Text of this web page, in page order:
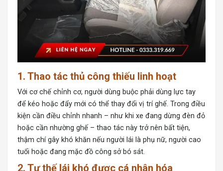
1. Thao tác thủ công thiếu linh hoạt
Với cơ chế chỉnh cơ, người dùng buộc phải dùng lực tay
để kéo hoặc đẩy mới có thể thay đổi vị trí ghế. Trong điều
kiện cần điều chỉnh nhanh – như khi xe đang dừng đèn đỏ
hoặc cần nhường ghế – thao tác này trở nên bất tiện,
thậm chí gây khó khăn nếu người lái là phụ nữ, người cao
tuổi hoặc đang mặc đồ công sở bó sát.
2. Tư thế lái khó được cá nhân hóa